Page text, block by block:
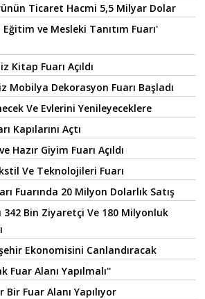
Ticaret Hacmi 5,5 Milyar Dolar
ve Mesleki Tanıtım Fuarı'
Kitap Fuarı Açıldı
Mobilya Dekorasyon Fuarı Başladı
Ve Evlerini Yenileyeceklere
Kapılarını Açtı
Hazır Giyim Fuarı Açıldı
Ve Teknolojileri Fuarı
Fuarında 20 Milyon Dolarlık Satış
342 Bin Ziyaretçi Ve 180 Milyonluk
Ekonomisini Canlandıracak
Fuar Alanı Yapılmalı''
Bir Fuar Alanı Yapılıyor